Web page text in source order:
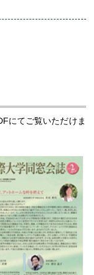
にてご覧いただけま